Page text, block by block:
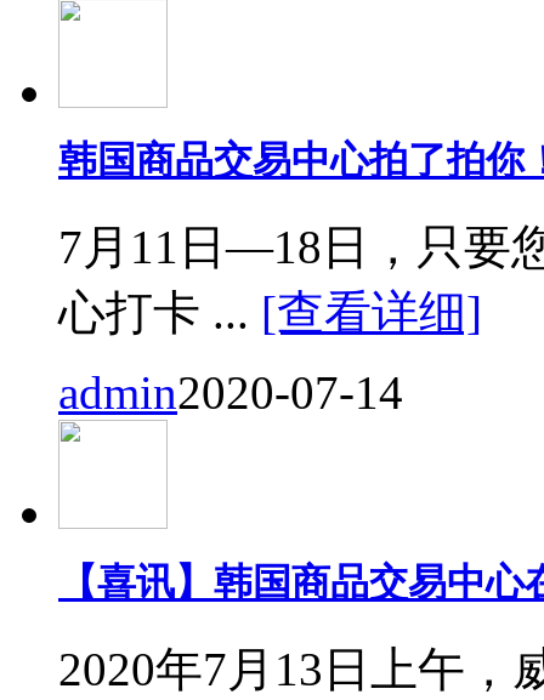
韩国商品交易中心拍了拍你
7月11日—18日，只要
心打卡 ... [查看详细]
admin2020-07-14
【喜讯】韩国商品交易中
2020年7月13日上午，